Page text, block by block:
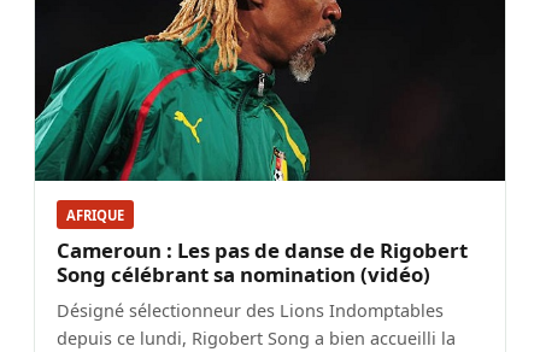
AFRIQUE
Cameroun : Les pas de danse de Rigobert
Song célébrant sa nomination (vidéo)
Désigné sélectionneur des Lions Indomptables
depuis ce lundi, Rigobert Song a bien accueilli la